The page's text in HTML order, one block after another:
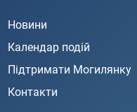
Новини
Календар подій
Підтримати Могилянку
Контакти